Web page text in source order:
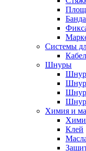
Системы
Шнуры
Химия и
Клей